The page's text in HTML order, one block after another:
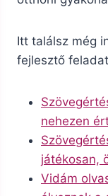
Itt találsz még
fejlesztő
nehezen
játékosan,
Vidám